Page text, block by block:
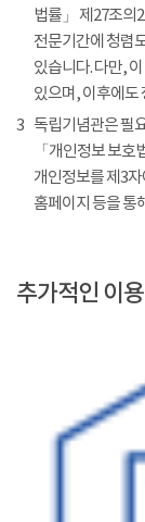
법률」 제27조의
전문기간에 청렴
있습니다. 다만,
있으며, 이후에도
3 독립기념관은 필
「개인정보 보
개인정보를 제3
홈페이지 등을 통
추가적인 이